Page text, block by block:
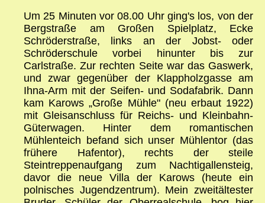
Um 25 Minuten vor 08.00 Uhr ging's los, von der
Bergstraße am Großen Spielplatz, Ecke
Schröderstraße, links an der Jobst- oder
Schröderschule vorbei hinunter bis zur
Carlstraße. Zur rechten Seite war das Gaswerk,
und zwar gegenüber der Klappholzgasse am
Ihna-Arm mit der Seifen- und Sodafabrik. Dann
kam Karows „Große Mühle" (neu erbaut 1922)
mit Gleisanschluss für Reichs- und Kleinbahn-
Güterwagen. Hinter dem romantischen
Mühlenteich befand sich unser Mühlentor (das
frühere Hafentor), rechts der steile
Steintreppenaufgang zum Nachtigallensteig,
davor die neue Villa der Karows (heute ein
polnisches Jugendzentrum). Mein zweitältester